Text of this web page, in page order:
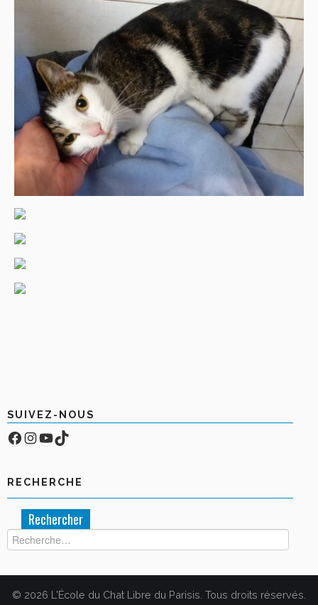
SUIVEZ-NOUS
Facebook
Compte Instagram
YouTube
TikTok
RECHERCHE
Rechercher :
© 2026 L'École du Chat Libre du Parisis. Tous droits réservés.